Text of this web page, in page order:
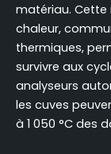
matériau. Cette
chaleur,
thermiques,
survivre aux
analyseurs
les cuves
à 1 050 °C des